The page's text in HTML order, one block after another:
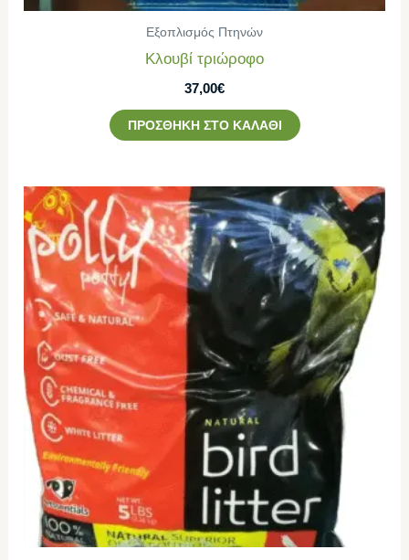
Εξοπλισμός Πτηνών
Κλουβί τριώροφο
37,00€
ΠΡΟΣΘΉΚΗ ΣΤΟ ΚΑΛΆΘΙ